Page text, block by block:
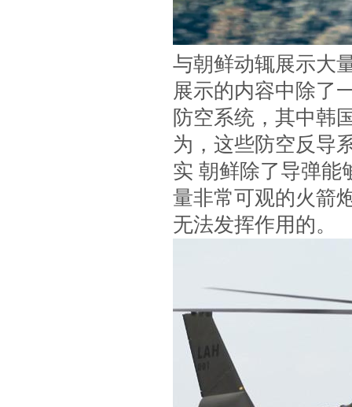
与朝鲜动辄展示大
展示的内容中除了
防空系统，其中韩
为，这些防空反导
实 朝鲜除了导弹能
量非常可观的火箭
无法发挥作用的。